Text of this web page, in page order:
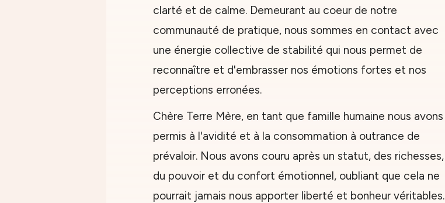
clarté et de calme. Demeurant au coeur de notre
communauté de pratique, nous sommes en contact avec
une énergie collective de stabilité qui nous permet de
reconnaître et d'embrasser nos émotions fortes et nos
perceptions erronées.
Chère Terre Mère, en tant que famille humaine nous avons
permis à l'avidité et à la consommation à outrance de
prévaloir. Nous avons couru après un statut, des richesses,
du pouvoir et du confort émotionnel, oubliant que cela ne
pourrait jamais nous apporter liberté et bonheur véritables.